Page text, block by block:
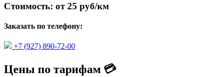
Стоимость: от 25 руб/км
Заказать по телефону:
+7 (927) 890-72-00
Цены по тарифам 💳